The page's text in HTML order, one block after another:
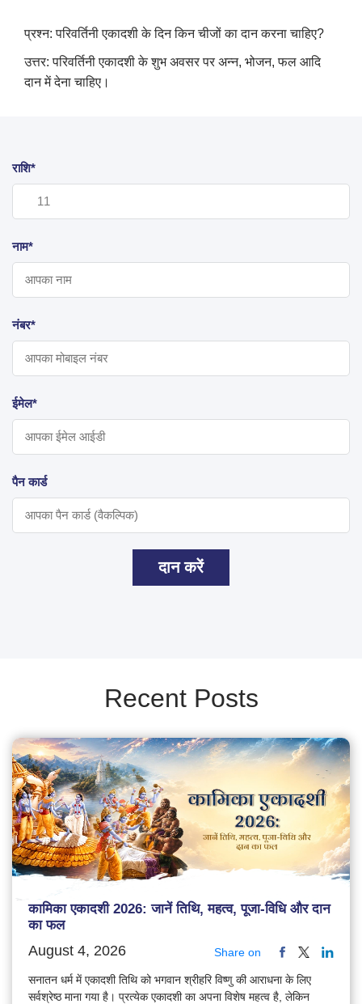
प्रश्न: परिवर्तिनी एकादशी के दिन किन चीजों का दान करना चाहिए?
उत्तर: परिवर्तिनी एकादशी के शुभ अवसर पर अन्न, भोजन, फल आदि
दान में देना चाहिए।
राशि*
नाम*
नंबर*
ईमेल*
पैन कार्ड
दान करें
Recent Posts
कामिका एकादशी 2026: जानें तिथि, महत्व, पूजा-विधि और दान
का फल
August 4, 2026 Share on
सनातन धर्म में एकादशी तिथि को भगवान श्रीहरि विष्णु की आराधना के लिए
सर्वश्रेष्ठ माना गया है। प्रत्येक एकादशी का अपना विशेष महत्व है, लेकिन